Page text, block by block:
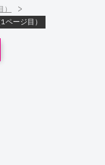
>
ージ目）